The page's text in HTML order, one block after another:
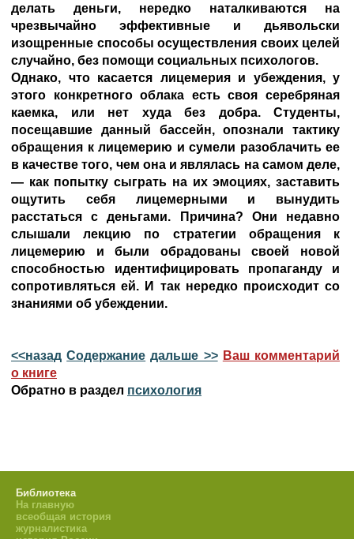
делать деньги, нередко наталкиваются на
чрезвычайно эффективные и дьявольски
изощренные способы осуществления своих целей
случайно, без помощи социальных психологов.
Однако, что касается лицемерия и убеждения, у
этого конкретного облака есть своя серебряная
каемка, или нет худа без добра. Студенты,
посещавшие данный бассейн, опознали тактику
обращения к лицемерию и сумели разоблачить ее
в качестве того, чем она и являлась на самом деле,
— как попытку сыграть на их эмоциях, заставить
ощутить себя лицемерными и вынудить
расстаться с деньгами. Причина? Они недавно
слышали лекцию по стратегии обращения к
лицемерию и были обрадованы своей новой
способностью идентифицировать пропаганду и
сопротивляться ей. И так нередко происходит со
знаниями об убеждении.
<<назад Содержание дальше >> Ваш комментарий
о книге
Обратно в раздел психология
Библиотека
На главную
всеобщая история
журналистика